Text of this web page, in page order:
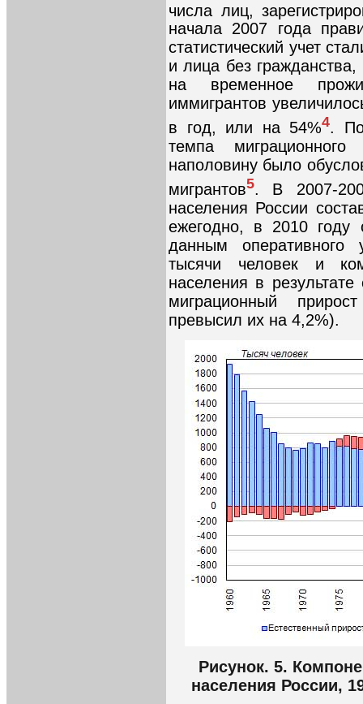
числа лиц,
начала 2007 года
статистический учет
и лица без
на временное
иммигрантов
в год, или на 54%4. По
темпа
наполовину было
мигрантов5. В 2007-
населения России
ежегодно, в 2010 году
данным оперативного
тысячи человек и
населения в
миграционный
превысил их на 4,2%).
Рисунок. 5.
населения России,